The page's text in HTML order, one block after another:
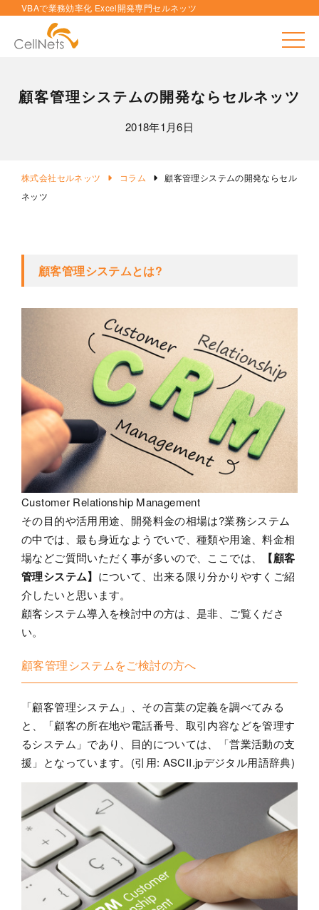
VBAで業務効率化 Excel開発専門セルネッツ
顧客管理システムの開発ならセルネッツ
2018年1月6日
株式会社セルネッツ コラム
顧客管理システムの開発ならセル
ネッツ
顧客管理システムとは?
Customer Relationship Management
その目的や活用用途、開発料金の相場は?業務システム
の中では、最も身近なようでいで、種類や用途、料金相
場などご質問いただく事が多いので、ここでは、
【顧客
管理システム】 について、出来る限り分かりやすくご紹
介したいと思います。
顧客システム導入を検討中の方は、是非、ご覧くださ
い。
顧客管理システムをご検討の方へ
「顧客管理システム」、その言葉の定義を調べてみる
と、「顧客の所在地や電話番号、取引内容などを管理す
るシステム」であり、目的については、「営業活動の支
援」となっています。(引用: ASCII.jpデジタル用語辞典)